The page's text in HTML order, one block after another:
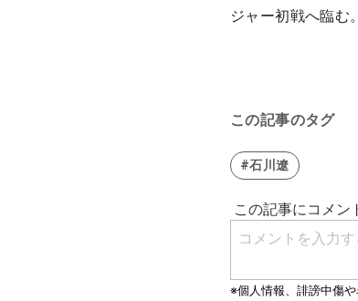
ジャー初戦へ臨む。
この記事のタグ
#石川遼